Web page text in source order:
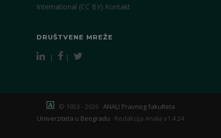
International (CC BY) Kontakt
DRUŠTVENE MREŽE
| |
© 1953 - 2026 · ANALI Pravnog fakulteta
Univerziteta u Beogradu · Redakcija Anala v1.4.24